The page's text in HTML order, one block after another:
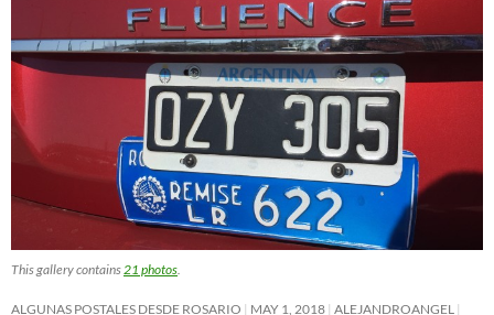
This gallery contains21 photos.
ALGUNAS POSTALES DESDE ROSARIO MAY 1, 2018 ALEJANDROANGEL